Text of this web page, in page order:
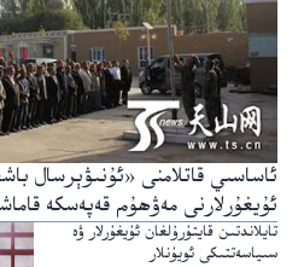
ئاساسىي قاتلامنى «ئۇنىۋېرسال
ئۇيغۇرلارنى مەۋھۇم قەپەسكە
تايلاندتىن قايتۇرۇلغان ئۇيغۇرلار ۋە
سىياسەتتىكى ئويۇنلار